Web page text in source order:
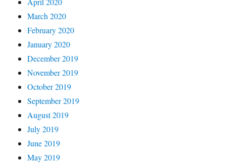
March 2020
February 2020
January 2020
December 2019
November 2019
October 2019
September 2019
August 2019
July 2019
June 2019
May 2019